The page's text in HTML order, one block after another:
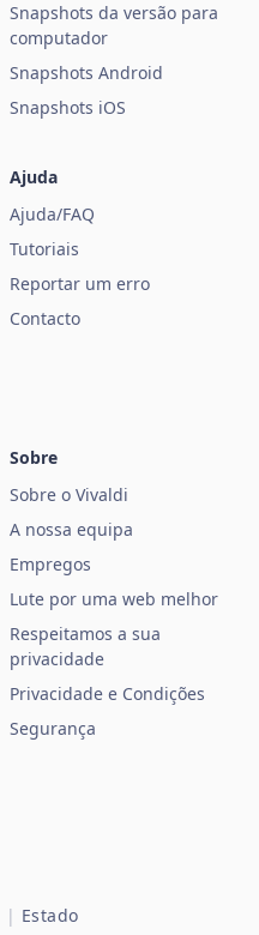
Snapshots da versão para
computador
Snapshots Android
Snapshots iOS
Ajuda
Ajuda/FAQ
Tutoriais
Reportar um erro
Contacto
Sobre
Sobre o Vivaldi
A nossa equipa
Empregos
Lute por uma web melhor
Respeitamos a sua
privacidade
Privacidade e Condições
Segurança
| Estado